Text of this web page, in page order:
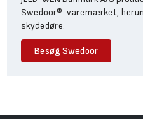
Swedoor®-varemærket,
skydedøre.
Besøg Swedoor